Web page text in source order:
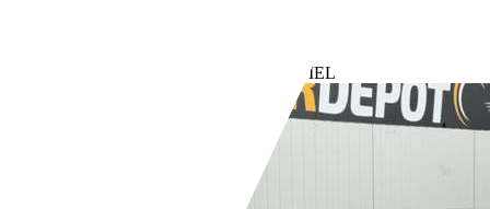
NL-5301 LW ZALTBOMMEL